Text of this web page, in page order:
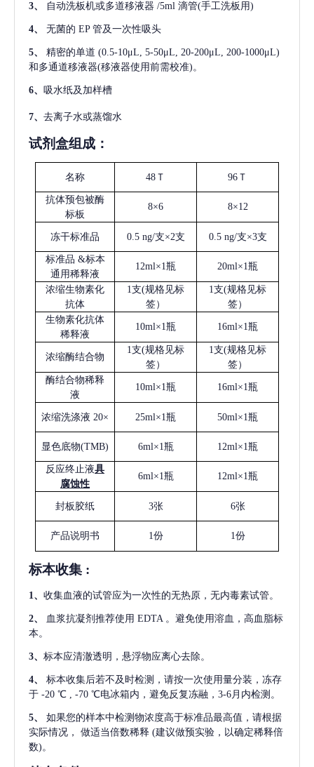
3、 自动洗板机或多道移液器 /5ml 滴管(手工洗板用)
4、 无菌的 EP 管及一次性吸头
5、 精密的单道 (0.5-10μL, 5-50μL, 20-200μL, 200-1000μL)
和多通道移液器(移液器使用前需校准)。
6、 吸水纸及加样槽
7、 去离子水或蒸馏水
试剂盒组成：
名称 48Ｔ 96Ｔ
抗体预包被酶
标板
8×6 8×12
冻干标准品 0.5 ng/支×2支 0.5 ng/支×3支
标准品 &标本
通用稀释液
12ml×1瓶 20ml×1瓶
浓缩生物素化
抗体
1支(规格见标
签）
1支(规格见标
签）
生物素化抗体
稀释液
10ml×1瓶 16ml×1瓶
浓缩酶结合物
1支(规格见标
签）
1支(规格见标
签）
酶结合物稀释
液
10ml×1瓶 16ml×1瓶
浓缩洗涤液 20× 25ml×1瓶 50ml×1瓶
显色底物(TMB) 6ml×1瓶 12ml×1瓶
反应终止液具
腐蚀性
6ml×1瓶 12ml×1瓶
封板胶纸 3张 6张
产品说明书 1份 1份
标本收集 :
1、 收集血液的试管应为一次性的无热原，无内毒素试管。
2、 血浆抗凝剂推荐使用 EDTA 。避免使用溶血，高血脂标
本。
3、 标本应清澈透明，悬浮物应离心去除。
4、
标本收集后若不及时检测，请按一次使用量分装，冻存
于 -20 ℃ , -70 ℃电冰箱内，避免反复冻融，3-6月内检测。
5、
如果您的样本中检测物浓度高于标准品最高值，请根据
实际情况，
做适当倍数稀释 (建议做预实验，以确定稀释倍
数)。